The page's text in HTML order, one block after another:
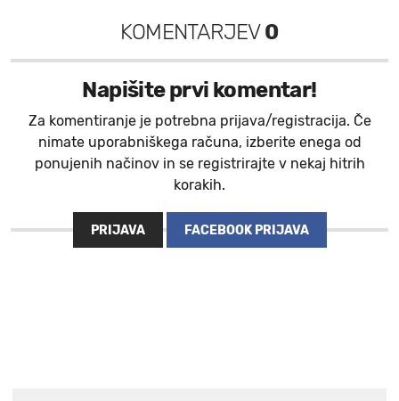
KOMENTARJEV0
Napišite prvi komentar!
Za komentiranje je potrebna prijava/registracija. Če
nimate uporabniškega računa, izberite enega od
ponujenih načinov in se registrirajte v nekaj hitrih
korakih.
PRIJAVA FACEBOOK PRIJAVA